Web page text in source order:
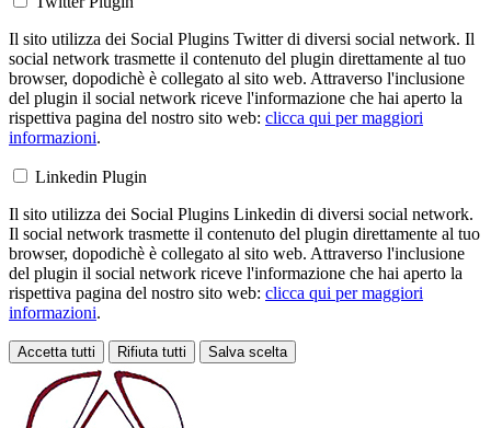
Il sito utilizza dei Social Plugins Twitter di diversi social network. Il
social network trasmette il contenuto del plugin direttamente al tuo
browser, dopodichè è collegato al sito web. Attraverso l'inclusione
del plugin il social network riceve l'informazione che hai aperto la
rispettiva pagina del nostro sito web: clicca qui per maggiori
informazioni.
Linkedin Plugin
Il sito utilizza dei Social Plugins Linkedin di diversi social network.
Il social network trasmette il contenuto del plugin direttamente al tuo
browser, dopodichè è collegato al sito web. Attraverso l'inclusione
del plugin il social network riceve l'informazione che hai aperto la
rispettiva pagina del nostro sito web: clicca qui per maggiori
informazioni.
Accetta tutti Rifiuta tutti Salva scelta
Loading...